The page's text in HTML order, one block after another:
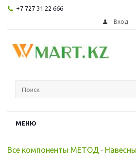
+7 727 31 22 666
Вход
МЕНЮ
Все компоненты МЕТОД -